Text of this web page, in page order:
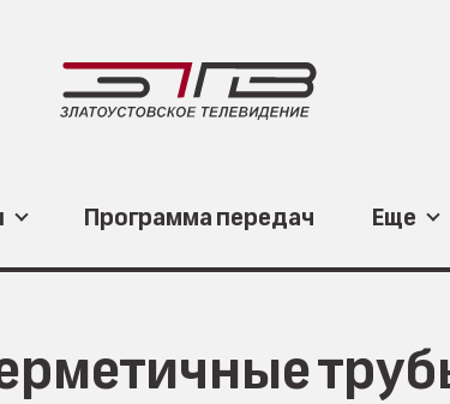
Программа передач Еще